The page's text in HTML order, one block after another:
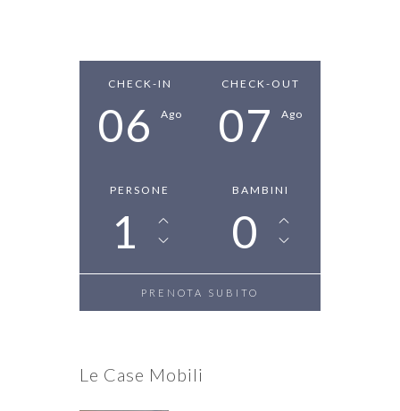
CHECK-IN
06 Ago
CHECK-OUT
07 Ago
PERSONE
1
BAMBINI
0
Le Case Mobili